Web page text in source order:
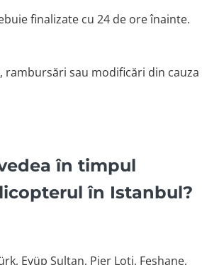
finalizate cu 24 de ore înainte.
rambursări sau modificări din cauza
în timpul
în Istanbul?
Eyüp Sultan, Pier Loti, Feshane,